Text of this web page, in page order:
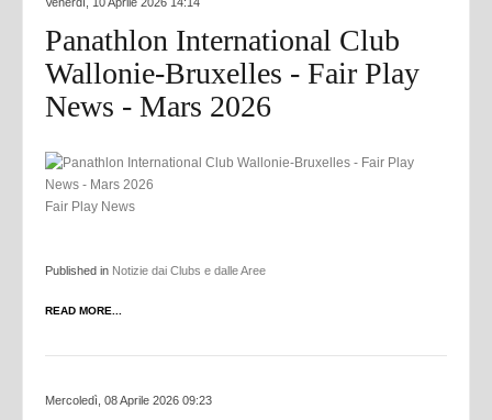
Panathlon International Club
Wallonie-Bruxelles - Fair Play
News - Mars 2026
Fair Play News
Published in Notizie dai Clubs e dalle Aree
READ MORE...
Mercoledì, 08 Aprile 2026 09:23